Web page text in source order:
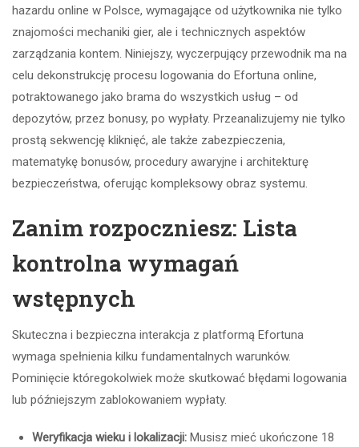
hazardu online w Polsce, wymagające od użytkownika nie tylko
znajomości mechaniki gier, ale i technicznych aspektów
zarządzania kontem. Niniejszy, wyczerpujący przewodnik ma na
celu dekonstrukcję procesu logowania do Efortuna online,
potraktowanego jako brama do wszystkich usług – od
depozytów, przez bonusy, po wypłaty. Przeanalizujemy nie tylko
prostą sekwencję kliknięć, ale także zabezpieczenia,
matematykę bonusów, procedury awaryjne i architekturę
bezpieczeństwa, oferując kompleksowy obraz systemu.
Zanim rozpoczniesz: Lista
kontrolna wymagań
wstępnych
Skuteczna i bezpieczna interakcja z platformą Efortuna
wymaga spełnienia kilku fundamentalnych warunków.
Pominięcie któregokolwiek może skutkować błędami logowania
lub późniejszym zablokowaniem wypłaty.
Weryfikacja wieku i lokalizacji: Musisz mieć ukończone 18